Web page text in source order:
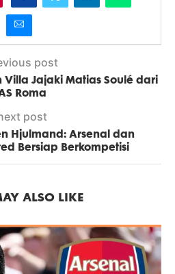
post
Villa Jajaki Matias Soulé dari
Roma
post
Hjulmand: Arsenal dan
Bersiap Berkompetisi
ALSO LIKE